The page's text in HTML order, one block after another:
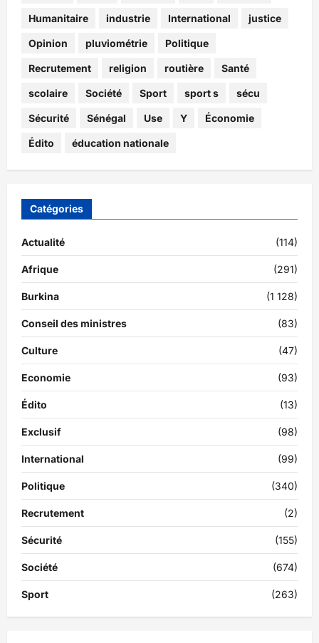
Humanitaire industrie International justice
Opinion pluviométrie Politique
Recrutement religion routière Santé
scolaire Société Sport sport s sécu
Sécurité Sénégal Use Y Économie
Édito éducation nationale
Catégories
Actualité (114)
Afrique (291)
Burkina (1 128)
Conseil des ministres (83)
Culture (47)
Economie (93)
Édito (13)
Exclusif (98)
International (99)
Politique (340)
Recrutement (2)
Sécurité (155)
Société (674)
Sport (263)